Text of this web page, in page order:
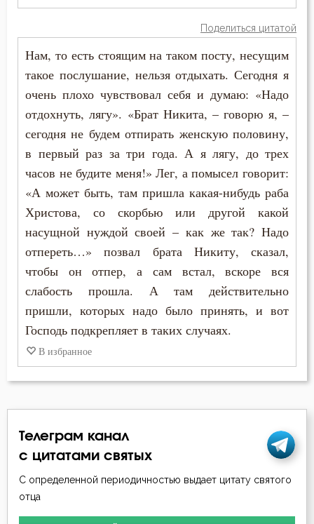
Поделиться цитатой
Нам, то есть стоящим на таком посту, несущим
такое послушание, нельзя отдыхать. Сегодня я
очень плохо чувствовал себя и думаю: «Надо
отдохнуть, лягу». «Брат Никита, – говорю я, –
сегодня не будем отпирать женскую половину,
в первый раз за три года. А я лягу, до трех
часов не будите меня!» Лег, а помысел говорит:
«А может быть, там пришла какая-нибудь раба
Христова, со скорбью или другой какой
насущной нуждой своей – как же так? Надо
отпереть…» позвал брата Никиту, сказал,
чтобы он отпер, а сам встал, вскоре вся
слабость прошла. А там действительно
пришли, которых надо было принять, и вот
Господь подкрепляет в таких случаях.
В избранное
Телеграм канал
с цитатами святых
С определенной периодичностью выдает цитату святого
отца